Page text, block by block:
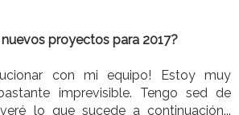
nuevos proyectos para 2017?
con mi equipo! Estoy muy
imprevisible. Tengo sed de
lo que sucede a continuación...